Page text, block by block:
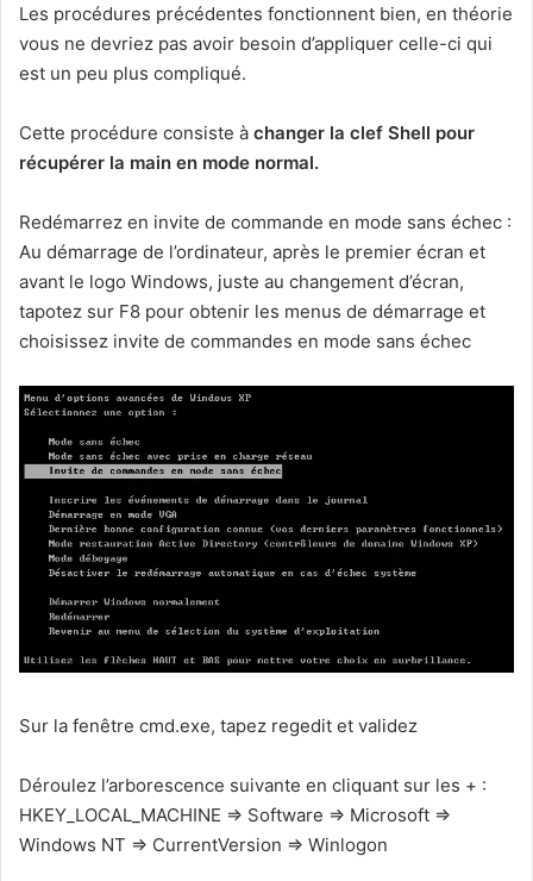
Les procédures précédentes fonctionnent bien, en théorie
vous ne devriez pas avoir besoin d’appliquer celle-ci qui
est un peu plus compliqué.
Cette procédure consiste à changer la clef Shell pour
récupérer la main en mode normal.
Redémarrez en invite de commande en mode sans échec :
Au démarrage de l’ordinateur, après le premier écran et
avant le logo Windows, juste au changement d’écran,
tapotez sur F8 pour obtenir les menus de démarrage et
choisissez invite de commandes en mode sans échec
Sur la fenêtre cmd.exe, tapez regedit et validez
Déroulez l’arborescence suivante en cliquant sur les + :
HKEY_LOCAL_MACHINE => Software => Microsoft =>
Windows NT => CurrentVersion => Winlogon